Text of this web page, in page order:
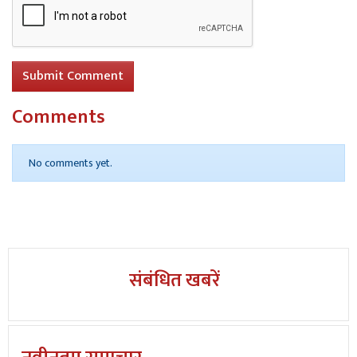
Submit Comment
Comments
No comments yet.
संबंधित खबरें